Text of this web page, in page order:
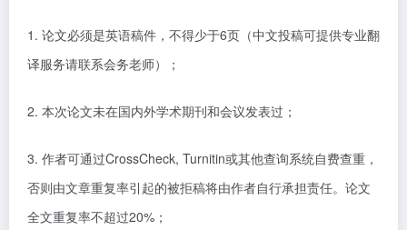
1. 论文必须是英语稿件，不得少于6页（中文投稿可提供专业翻
译服务请联系会务老师）；
2. 本次论文未在国内外学术期刊和会议发表过；
3. 作者可通过CrossCheck, Turnitin或其他查询系统自费查重，
否则由文章重复率引起的被拒稿将由作者自行承担责任。论文
全文重复率不超过20% ；